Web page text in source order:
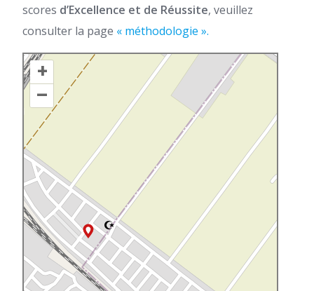
scores d’Excellence et de Réussite, veuillez
consulter la page « méthodologie ».
+
–